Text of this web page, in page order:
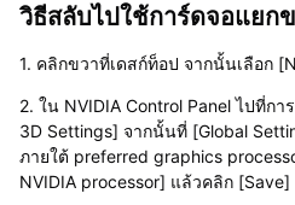
วิธีสลับไปใช้การ์ดจอแยก
1. คลิกขวาที่เดสก์ท็อป จากนั้นเลือก
2. ใน NVIDIA Control Panel ไปที่ก
3D Settings] จากนั้นที่ [Global
ภายใต้ preferred graphics
NVIDIA processor] แล้วคลิก [Save]